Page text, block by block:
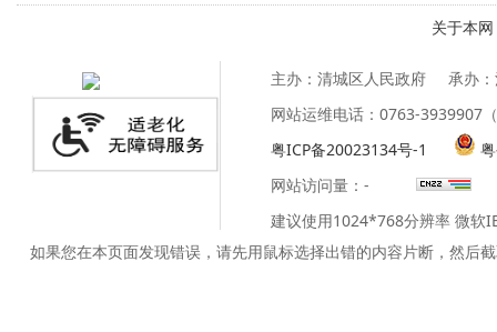
关于本网
主办：清城区人民政府
承办
网站运维电话：0763-3939907
粤ICP备20023134号-1
网站访问量： -
建议使用1024*768分辨率 微软
如果您在本页面发现错误，请先用鼠标选择出错的内容片断，然后